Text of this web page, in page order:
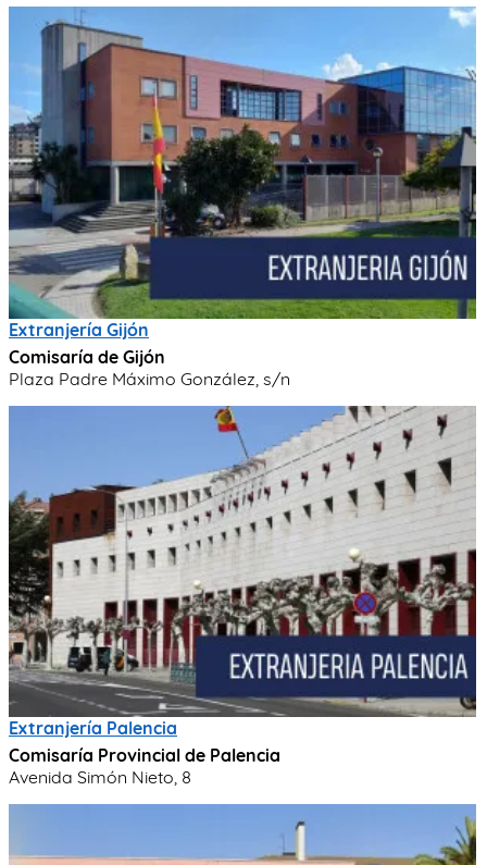
Extranjería Gijón
Comisaría de Gijón
Plaza Padre Máximo González, s/n
Extranjería Palencia
Comisaría Provincial de Palencia
Avenida Simón Nieto, 8